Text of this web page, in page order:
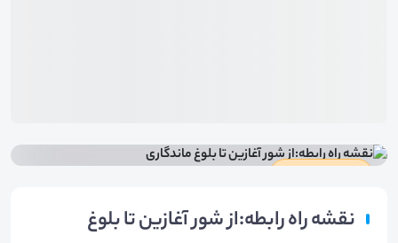
نقشه راه رابطه:از شور آغازین تا بلوغ